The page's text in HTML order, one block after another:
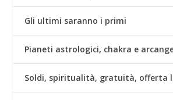
Gli ultimi saranno i primi
Pianeti astrologici, chakra e
Soldi, spiritualità, gratuità, offerta